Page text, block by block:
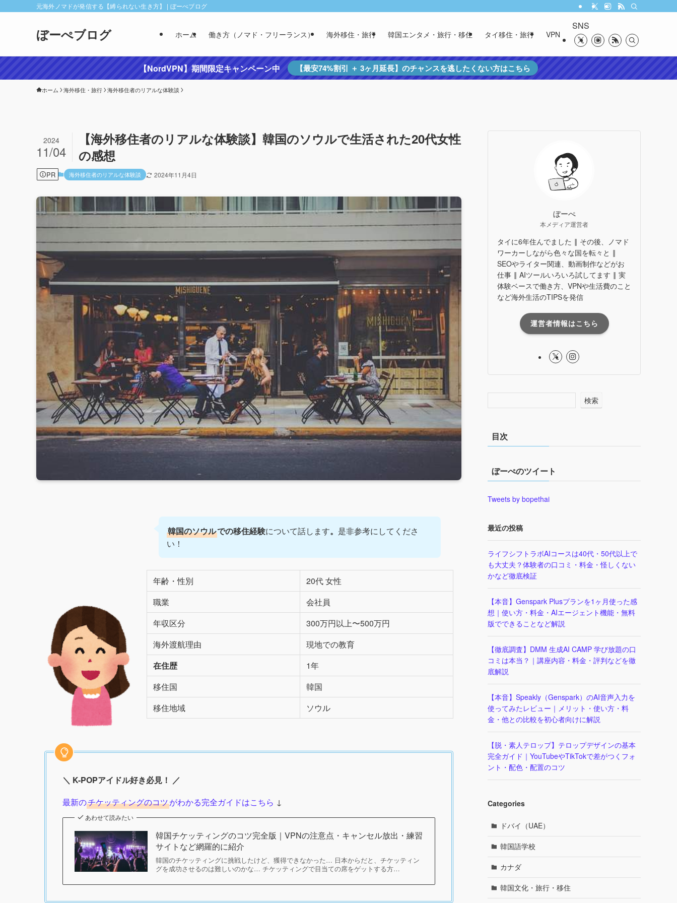
元海外ノマドが発信する【縛られない生き方】 | ぼーぺブログ
ぼーぺブログ ホーム 働き方（ノマド・フリーランス） 海外移住・旅行 韓国エンタメ・旅行・移住 タイ移住・旅行 VPN
SNS
【NordVPN】期間限定キャンペーン中 【最安74%割引 ＋ 3ヶ月延長】のチャンスを逃したくない方はこちら
ホーム 海外移住・旅行 海外移住者のリアルな体験談
【海外移住者のリアルな体験談】韓国のソウルで生活された20代女性
の感想
2024
11/04
PR 海外移住者のリアルな体験談 2024年11月4日
韓国のソウルでの移住経験について話します。 是非参考にしてくださ
い！
年齢・性別
20代 女性
職業
会社員
年収区分
300万円以上〜500万円
海外渡航理由
現地での教育
在住歴
1年
移住国
韓国
移住地域
ソウル
＼ K-POPアイドル好き必見！ ／
最新のチケッティングのコツがわかる完全ガイドはこちら ↓
あわせて読みたい
韓国チケッティングのコツ完全版｜VPNの注意点・キャンセル放出・練習
サイトなど網羅的に紹介
韓国のチケッティングに挑戦したけど、獲得できなかった… 日本からだと、チケッティン
グを成功させるのは難しいのかな… チケッティングで目当ての席をゲットする方…
ぼーぺ
本メディア運営者
タイに6年住んでました ‖ その後、ノマド
ワーカーしながら色々な国を転々と ‖
SEOやライター関連、動画制作などがお
仕事 ‖ AIツールいろいろ試してます ‖ 実
体験ベースで働き方、VPNや生活費のこと
など海外生活のTIPSを発信
運営者情報はこちら
検索
目次
ぼーぺのツイート
Tweets by bopethai
最近の投稿
ライフシフトラボAIコースは40代・50代以上で
も大丈夫？体験者の口コミ・料金・怪しくない
かなど徹底検証
【本音】Genspark Plusプランを1ヶ月使った感
想｜使い方・料金・AIエージェント機能・無料
版でできることなど解説
【徹底調査】DMM 生成AI CAMP 学び放題の口
コミは本当？｜講座内容・料金・評判などを徹
底解説
【本音】Speakly（Genspark）のAI音声入力を
使ってみたレビュー｜メリット・使い方・料
金・他との比較を初心者向けに解説
【脱・素人テロップ】テロップデザインの基本
完全ガイド｜YouTubeやTikTokで差がつくフォ
ント・配色・配置のコツ
Categories
ドバイ（UAE）
韓国語学校
カナダ
韓国文化・旅行・移住